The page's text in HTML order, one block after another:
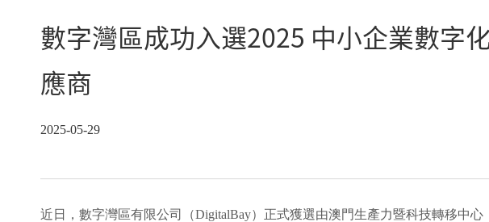
數字灣區成功入選2025 中小企業數字
應商
2025-05-29
近日，數字灣區有限公司（DigitalBay）正式獲選由澳門生產力暨科技轉移中心